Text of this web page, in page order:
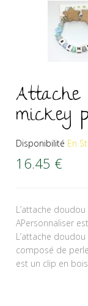
Attache
mickey
Disponibilité En
16.45 €
L’attache
APersonnaliser
L’attache
composé de
est un clip en